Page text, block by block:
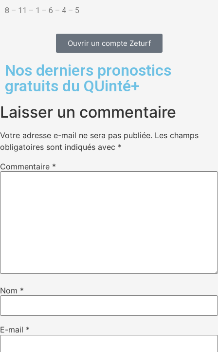
8 – 11 – 1 – 6 – 4 – 5
Ouvrir un compte Zeturf
Nos derniers pronostics
gratuits du QUinté+
Laisser un commentaire
Votre adresse e-mail ne sera pas publiée. Les champs
obligatoires sont indiqués avec *
Commentaire *
Nom *
E-mail *